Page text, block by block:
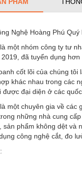
Nghệ Hoàng Phú
một nhóm công ty tư
đã tuyển dụng
cốt lõi của chúng
khác nhau trong các
được đại diện ở các
một chuyên gia về các
những nhà cung
sản phẩm không dệt và
công nghệ cắt, đo